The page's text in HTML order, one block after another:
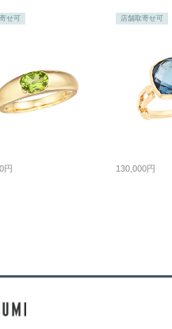
せ可
円
店舗取寄せ可
130,000円